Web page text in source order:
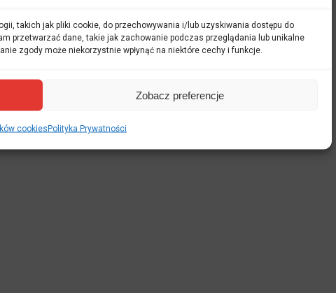
takich jak pliki cookie, do przechowywania i/lub uzyskiwania dostępu do
przetwarzać dane, takie jak zachowanie podczas przeglądania lub unikalne
zgody może niekorzystnie wpłynąć na niektóre cechy i funkcje.
Zobacz preferencje
cookiesPolityka Prywatności